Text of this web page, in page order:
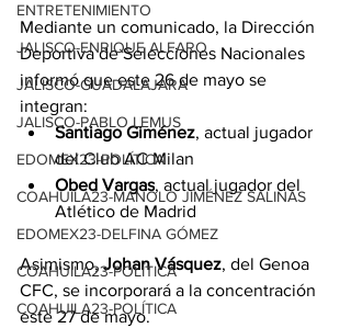
ENTRETENIMIENTO
JALISCO-ENRIQUE ALFARO
JALISCO-GUADALAJARA
JALISCO-PABLO LEMUS
EDOMEX23-POLÍTICA
COAHUILA23-MANOLO JIMÉNEZ SALINAS
EDOMEX23-DELFINA GÓMEZ
COAHUILA23-POLÍTICA
COAHUILA23-POLÍTICA
Mediante un comunicado, la Dirección
Deportiva de Selecciones Nacionales
informó que este 26 de mayo se
integran:
Santiago Giménez, actual jugador
del Club AC Milan
Obed Vargas, actual jugador del
Atlético de Madrid
Asimismo, Johan Vásquez, del Genoa
CFC, se incorporará a la concentración
este 27 de mayo.